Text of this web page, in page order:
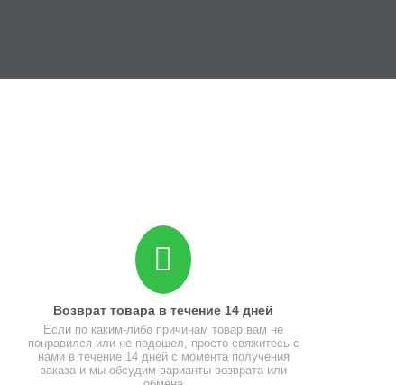
Возврат товара в течение 14 дней
Если по каким-либо причинам товар вам не
понравился или не подошел, просто свяжитесь с
нами в течение 14 дней с момента получения
заказа и мы обсудим варианты возврата или